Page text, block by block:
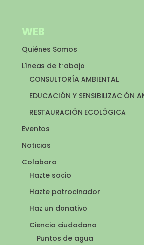
WEB
Quiénes Somos
Líneas de trabajo
CONSULTORÍA AMBIENTAL
EDUCACIÓN Y SENSIBILIZACIÓN
RESTAURACIÓN ECOLÓGICA
Eventos
Noticias
Colabora
Hazte socio
Hazte patrocinador
Haz un donativo
Ciencia ciudadana
Puntos de agua